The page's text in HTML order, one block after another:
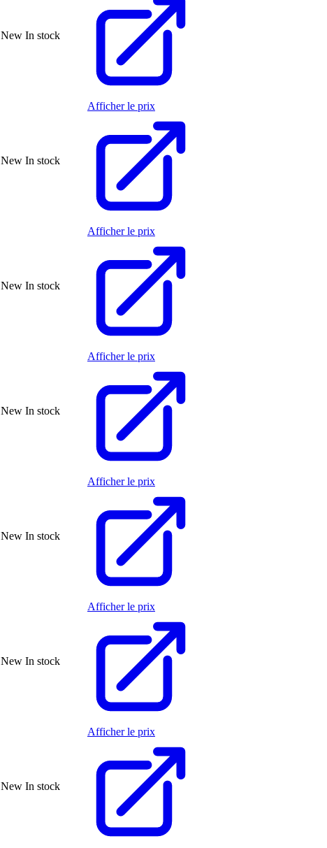
New In stock
New In stock
Afficher le prix
New In stock
Afficher le prix
New In stock
Afficher le prix
New In stock
Afficher le prix
New In stock
Afficher le prix
New In stock
Afficher le prix